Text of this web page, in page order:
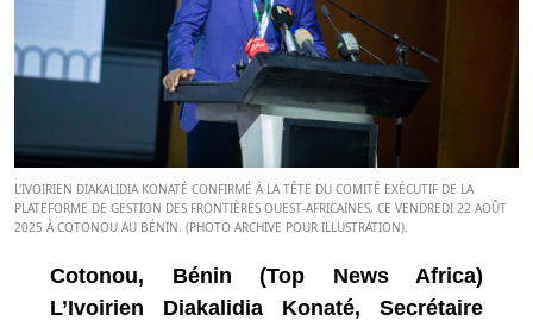
L'IVOIRIEN DIAKALIDIA KONATÉ CONFIRMÉ À LA TÊTE DU COMITÉ EXÉCUTIF DE LA
PLATEFORME DE GESTION DES FRONTIÈRES OUEST-AFRICAINES, CE VENDREDI 22 AOÛT
2025 À COTONOU AU BÉNIN. (PHOTO ARCHIVE POUR ILLUSTRATION).
Cotonou, Bénin (Top News Africa)
L’Ivoirien Diakalidia Konaté, Secrétaire